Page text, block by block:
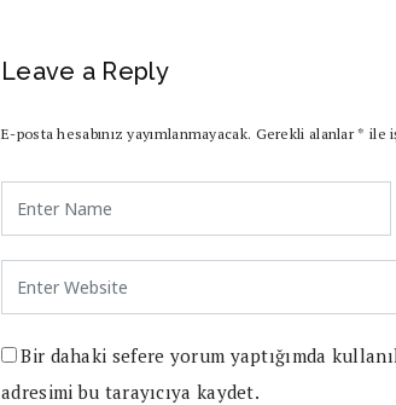
Leave a Reply
E-posta hesabınız yayımlanmayacak. Gerekli alanlar* ile
Bir dahaki sefere yorum yaptığımda
adresimi bu tarayıcıya kaydet.